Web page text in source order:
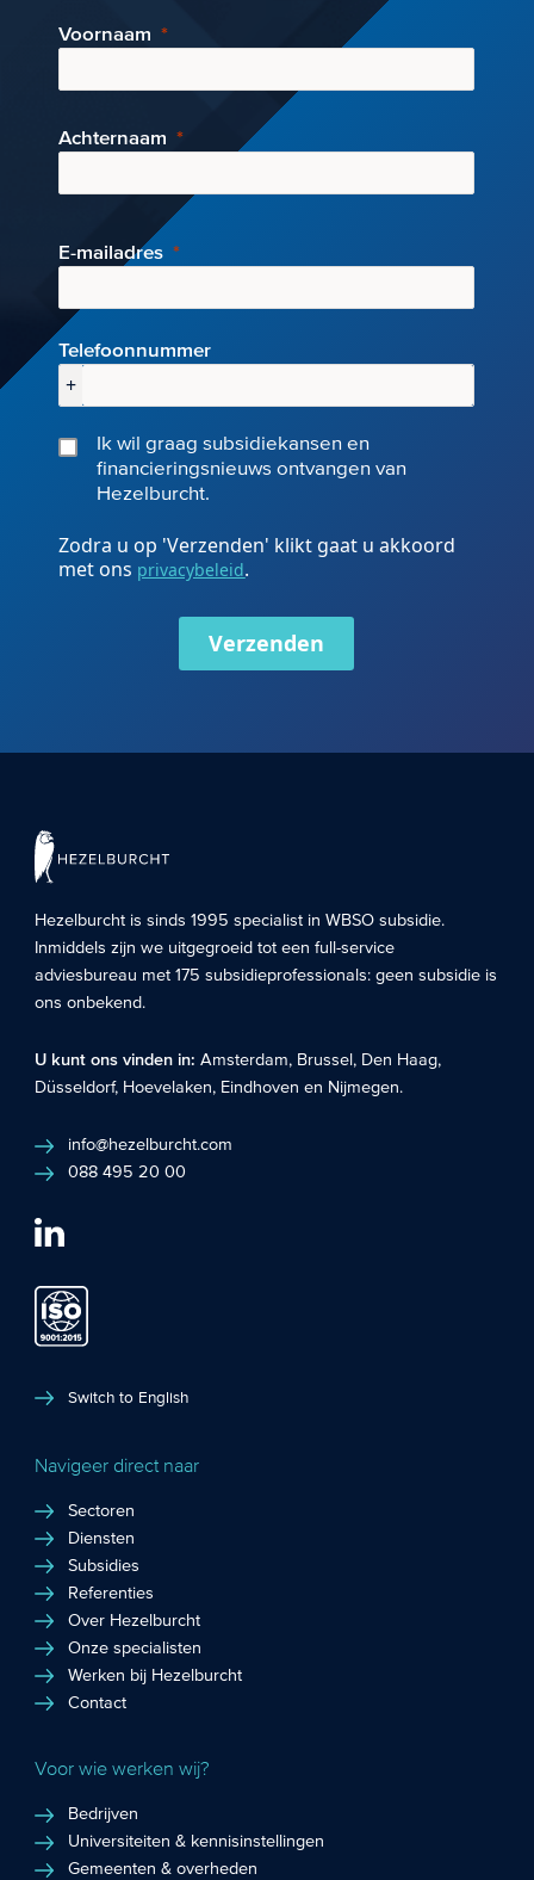
Voornaam
Achternaam
E-mailadres
Telefoonnummer
+
Ik wil graag subsidiekansen en
financieringsnieuws ontvangen van
Hezelburcht.
Zodra u op 'Verzenden' klikt gaat u akkoord
met ons privacybeleid.
Verzenden
Hezelburcht is sinds 1995 specialist inWBSO subsidie.
Inmiddels zijn we uitgegroeid tot een full-service
adviesbureau met 175 subsidieprofessionals: geen subsidie is
ons onbekend.
U kunt ons vinden in:Amsterdam, Brussel , Den Haag,
Düsseldorf, Hoevelaken, Eindhoven en Nijmegen.
info@hezelburcht.com
088 495 20 00
Switch to English
Navigeer direct naar
Sectoren
Diensten
Subsidies
Referenties
Over Hezelburcht
Onze specialisten
Werken bij Hezelburcht
Contact
Voor wie werken wij?
Bedrijven
Universiteiten & kennisinstellingen
Gemeenten & overheden